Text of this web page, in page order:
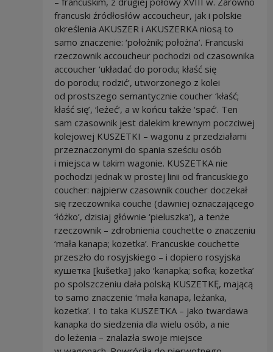
francuski źródłosłów accoucheur, jak i polskie
określenia AKUSZER i AKUSZERKA niosą to
samo znaczenie: ‘położnik; położna’. Francuski
rzeczownik accoucheur pochodzi od czasownika
accoucher ‘układać do porodu; kłaść się
do porodu; rodzić’, utworzonego z kolei
od prostszego semantycznie coucher ‘kłaść;
kłaść się’, ‘leżeć’, a w końcu także ‘spać’. Ten
sam czasownik jest dalekim krewnym poczciwej
kolejowej KUSZETKI – wagonu z przedziałami
przeznaczonymi do spania sześciu osób
i miejsca w takim wagonie. KUSZETKA nie
pochodzi jednak w prostej linii od francuskiego
coucher: najpierw czasownik coucher doczekał
się rzeczownika couche (dawniej oznaczającego
‘łóżko’, dzisiaj głównie ‘pieluszka’), a tenże
rzeczownik – zdrobnienia couchette o znaczeniu
‘mała kanapa; kozetka’. Francuskie couchette
przeszło do rosyjskiego – i dopiero rosyjska
кушетка [kušetka] jako ‘kanapka; sofka; kozetka’
po spolszczeniu dała polską KUSZETKĘ, mającą
to samo znaczenie ‘mała kanapa, leżanka,
kozetka’. I to taka KUSZETKA – jako twardawa
kanapka do siedzenia dla wielu osób, a nie
do leżenia – znalazła swoje miejsce